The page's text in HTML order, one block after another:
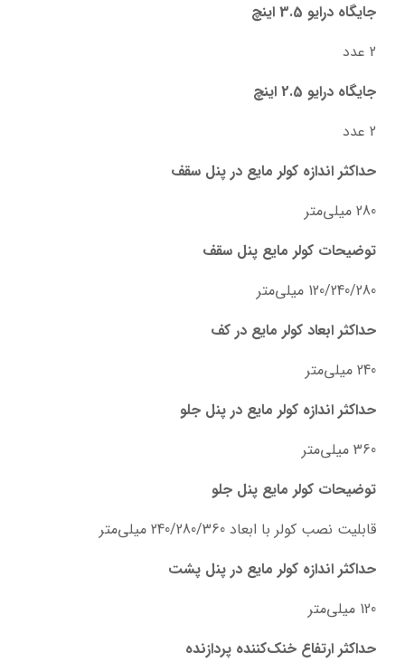
جایگاه درایو 3.5 اینچ
2 عدد
جایگاه درایو 2.5 اینچ
2 عدد
حداکثر اندازه کولر‌ مایع در پنل سقف
280 میلی‌متر
توضیحات کولر‌ مایع پنل سقف
120/240/280 میلی‌متر
حداکثر ابعاد کولر‌ مایع در کف
240 میلی‌متر
حداکثر اندازه کولر‌ مایع در پنل جلو
360 میلی‌متر
توضیحات کولر‌ مایع پنل جلو
قابلیت نصب کولر با ابعاد 240/280/360 میلی‌متر
حداکثر اندازه کولر‌ مایع در پنل پشت
120 میلی‌متر
حداکثر ارتفاع خنک‌کننده پردازنده